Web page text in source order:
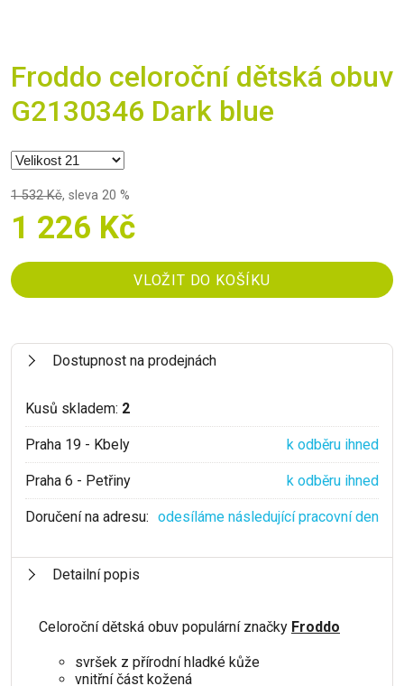
Froddo celoroční dětská obuv
G2130346 Dark blue
1 532 Kč, sleva 20 %
1 226 Kč
Dostupnost na prodejnách
Kusů skladem: 2
Praha 19 - Kbely k odběru ihned
Praha 6 - Petřiny k odběru ihned
Doručení na adresu: odesíláme následující pracovní den
Detailní popis
Celoroční dětská obuv populární značky Froddo
svršek z přírodní hladké kůže
vnitřní část kožená